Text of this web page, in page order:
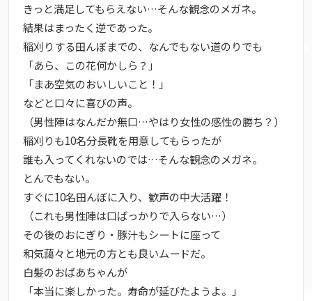
きっと満足してもらえない…そんな観念のメガネ。
結果はまったく逆であった。
稲刈りする田んぼまでの、なんでもない道のりでも
「あら、この花何かしら？」
「まあ空気のおいしいこと！」
などと口々に喜びの声。
（男性陣はなんだか無口…やはり女性の感性の勝ち？）
稲刈りも10名分長靴を用意してもらったが
誰も入ってくれないのでは…そんな観念のメガネ。
とんでもない。
すぐに10名田んぼに入り、歓声の中大活躍！
（これも男性陣は口ばっかりで入らない…）
その後のおにぎり・豚汁もシートに座って
和気藹々と地元の方とも良いムードだ。
白髪のおばあちゃんが
「本当に楽しかった。寿命が延びたようよ。」